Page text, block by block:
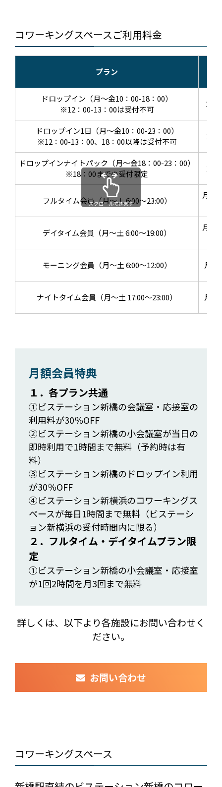
コワーキングスペースご利用料金
プラン
ドロップイン（月～金10：00-18：00）
※12：00-13：00は受付不可
1時
ドロップイン1日（月～金10：00-23：00）
※12：00-13：00、18：00以降は受付不可
1回
ドロップインナイトパック（月～金18：00-23：00）
※18：00までの受付限定
1回
フルタイム会員（月～土 6:00～23:00）
月額
デイタイム会員（月～土 6:00～19:00）
月額
モーニング会員（月～土 6:00～12:00） 月額
ナイトタイム会員（月～土 17:00～23:00） 月額
スクロールできます
月額会員特典
１．各プラン共通
①ビステーション新橋の会議室・応接室の
利用料が30％OFF
②ビステーション新橋の小会議室が当日の
即時利用で1時間まで無料（予約時は有
料）
③ビステーション新橋のドロップイン利用
が30％OFF
④ビステーション新横浜のコワーキングス
ペースが毎日1時間まで無料（ビステーシ
ョン新横浜の受付時間内に限る）
２．フルタイム・デイタイムプラン限
定
①ビステーション新橋の小会議室・応接室
が1回2時間を月3回まで無料
詳しくは、以下より各施設にお問い合わせく
ださい。
お問い合わせ
コワーキングスペース